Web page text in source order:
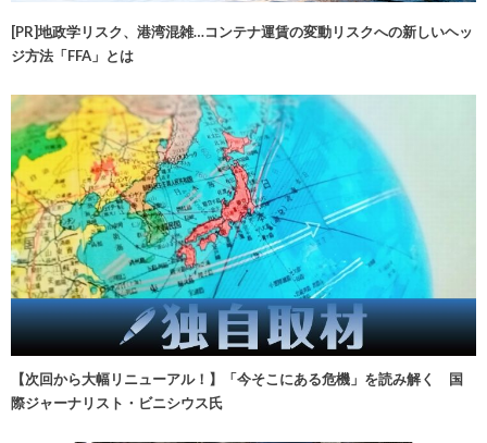
[PR]地政学リスク、港湾混雑…コンテナ運賃の変動リスクへの新しいヘッ
ジ方法「FFA」とは
【次回から大幅リニューアル！】「今そこにある危機」を読み解く 国
際ジャーナリスト・ビニシウス氏